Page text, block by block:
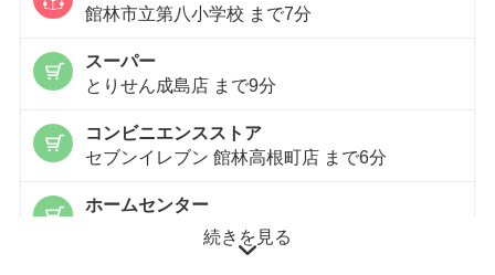
館林市立第八小学校 まで7分
スーパー
とりせん成島店 まで9分
コンビニエンスストア
セブンイレブン 館林高根町店 まで6分
ホームセンター
ビバホーム館林店 まで9分
続きを見る